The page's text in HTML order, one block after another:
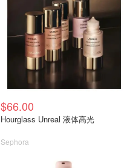
$66.00
Hourglass Unreal 液体高光
Sephora